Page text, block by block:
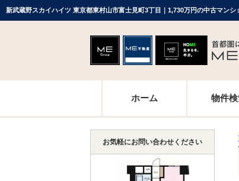
新武蔵野スカイハイツ 東京都東村山市富士見町3丁目｜1,730万円の中古マンシ
ホーム 物件
お気軽にお問い合わせください